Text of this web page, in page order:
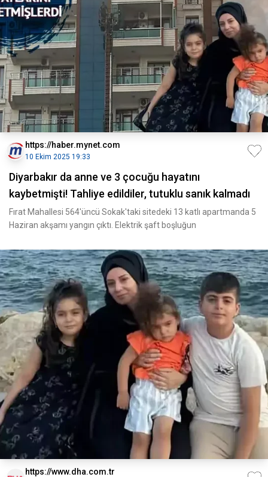
https://haber.mynet.com
10 Ekim 2025 19:33
Diyarbakır da anne ve 3 çocuğu hayatını
kaybetmişti! Tahliye edildiler, tutuklu sanık kalmadı
Fırat Mahallesi 564'üncü Sokak'taki sitedeki 13 katlı apartmanda 5
Haziran akşamı yangın çıktı. Elektrik şaft boşluğun
https://www.dha.com.tr